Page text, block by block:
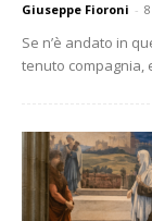
Giuseppe Fioroni -
Se n’è andato in
tenuto compagnia,